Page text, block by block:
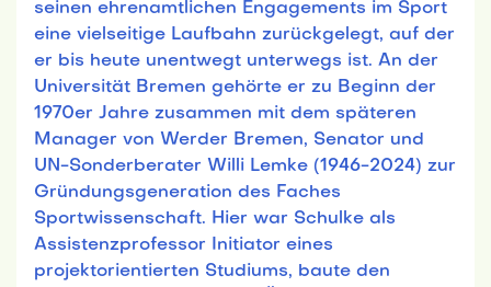
seinen ehrenamtlichen Engagements im Sport
eine vielseitige Laufbahn zurückgelegt, auf der
er bis heute unentwegt unterwegs ist. An der
Universität Bremen gehörte er zu Beginn der
1970er Jahre zusammen mit dem späteren
Manager von Werder Bremen, Senator und
UN-Sonderberater Willi Lemke (1946-2024) zur
Gründungsgeneration des Faches
Sportwissenschaft. Hier war Schulke als
Assistenzprofessor Initiator eines
projektorientierten Studiums, baute den